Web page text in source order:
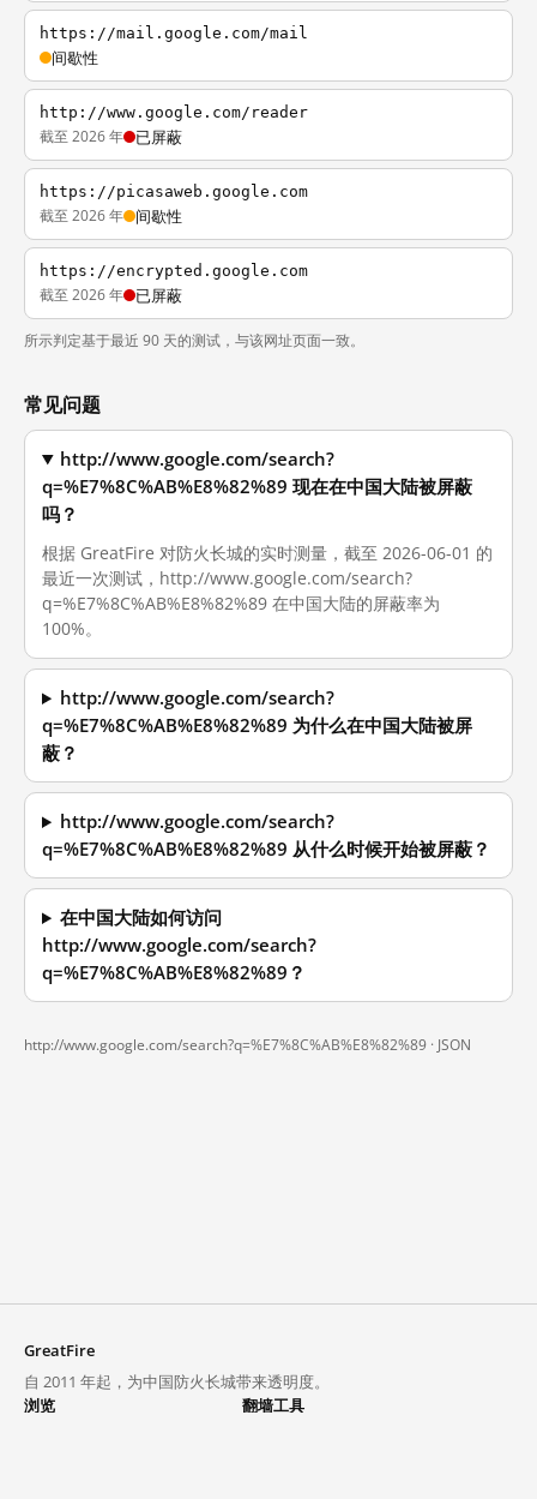
https://mail.google.com/mail
间歇性
http://www.google.com/reader
截至 2026 年 已屏蔽
https://picasaweb.google.com
截至 2026 年 间歇性
https://encrypted.google.com
截至 2026 年 已屏蔽
所示判定基于最近 90 天的测试，与该网址页面一致。
常见问题
http://www.google.com/search?
q=%E7%8C%AB%E8%82%89 现在在中国大陆被屏蔽
吗？
根据 GreatFire 对防火长城的实时测量，截至 2026-06-01 的
最近一次测试，http://www.google.com/search?
q=%E7%8C%AB%E8%82%89 在中国大陆的屏蔽率为
100%。
http://www.google.com/search?
q=%E7%8C%AB%E8%82%89 为什么在中国大陆被屏
蔽？
http://www.google.com/search?
q=%E7%8C%AB%E8%82%89 从什么时候开始被屏蔽？
在中国大陆如何访问
http://www.google.com/search?
q=%E7%8C%AB%E8%82%89？
http://www.google.com/search?q=%E7%8C%AB%E8%82%89 · JSON
GreatFire
自 2011 年起，为中国防火长城带来透明度。
浏览
翻墙工具